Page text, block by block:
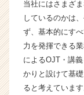
当社にはさまざ
しているのかは
ず、基本的にす
力を発揮できる
によるOJT・講
かりと設けて基
ると考えていま